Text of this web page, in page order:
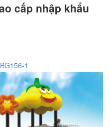
cấp nhập khẩu
BG156-1